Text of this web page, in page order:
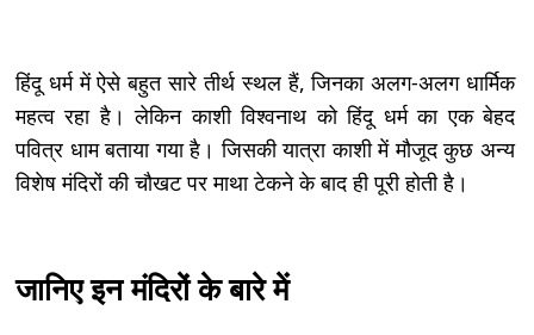
हिंदू धर्म में ऐसे बहुत सारे तीर्थ स्थल हैं, जिनका अलग-अलग धार्मिक
महत्व रहा है। लेकिन काशी विश्वनाथ को हिंदू धर्म का एक बेहद
पवित्र धाम बताया गया है। जिसकी यात्रा काशी में मौजूद कुछ अन्य
विशेष मंदिरों की चौखट पर माथा टेकने के बाद ही पूरी होती है।
जानिए इन मंदिरों के बारे में